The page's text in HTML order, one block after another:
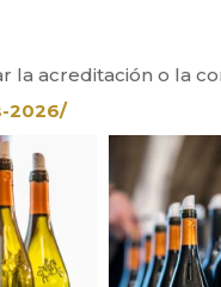
la acreditación o la
2026/